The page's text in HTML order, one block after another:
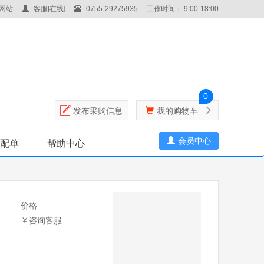
站 客服[在线] 0755-29275935 工作时间： 9:00-18:00
发布采购信息
0
我的购物车
单 帮助中心 会员中心
价格
￥咨询客服